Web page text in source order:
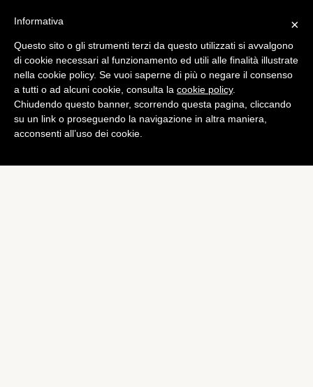
Tech
Sony annuncia l’Xperia Z
Ultra, con display da 6,4
pollici
diAlessandro Moretti
×
Informativa
Questo sito o gli strumenti terzi da questo utilizzati si avvalgono
di cookie necessari al funzionamento ed utili alle finalità illustrate
nella cookie policy. Se vuoi saperne di più o negare il consenso
a tutti o ad alcuni cookie, consulta la cookie policy.
Chiudendo questo banner, scorrendo questa pagina, cliccando
su un link o proseguendo la navigazione in altra maniera,
acconsenti all’uso dei cookie.